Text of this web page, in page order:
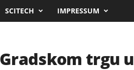
SCITECH IMPRESSUM
trgu u